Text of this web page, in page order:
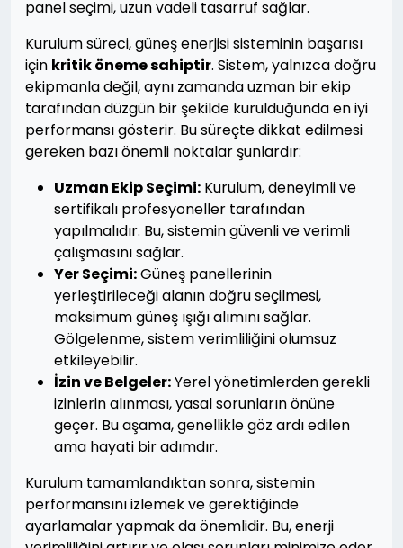
panel seçimi, uzun vadeli tasarruf sağlar.
Kurulum süreci, güneş enerjisi sisteminin başarısı
için kritik öneme sahiptir. Sistem, yalnızca doğru
ekipmanla değil, aynı zamanda uzman bir ekip
tarafından düzgün bir şekilde kurulduğunda en iyi
performansı gösterir. Bu süreçte dikkat edilmesi
gereken bazı önemli noktalar şunlardır:
Uzman Ekip Seçimi: Kurulum, deneyimli ve
sertifikalı profesyoneller tarafından
yapılmalıdır. Bu, sistemin güvenli ve verimli
çalışmasını sağlar.
Yer Seçimi:Güneş panellerinin
yerleştirileceği alanın doğru seçilmesi,
maksimum güneş ışığı alımını sağlar.
Gölgelenme, sistem verimliliğini olumsuz
etkileyebilir.
İzin ve Belgeler:Yerel yönetimlerden gerekli
izinlerin alınması, yasal sorunların önüne
geçer. Bu aşama, genellikle göz ardı edilen
ama hayati bir adımdır.
Kurulum tamamlandıktan sonra, sistemin
performansını izlemek ve gerektiğinde
ayarlamalar yapmak da önemlidir. Bu, enerji